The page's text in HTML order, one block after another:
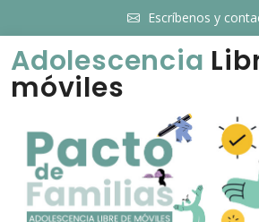
Escríbenos y
Adolescencia
móviles